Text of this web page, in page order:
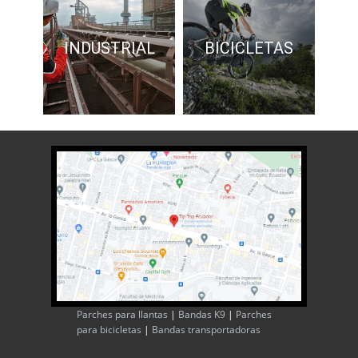
INDUSTRIAL BICICLETAS
Parches para llantas | Bandas K9 | Parches
para bicicletas | Bandas transportadoras